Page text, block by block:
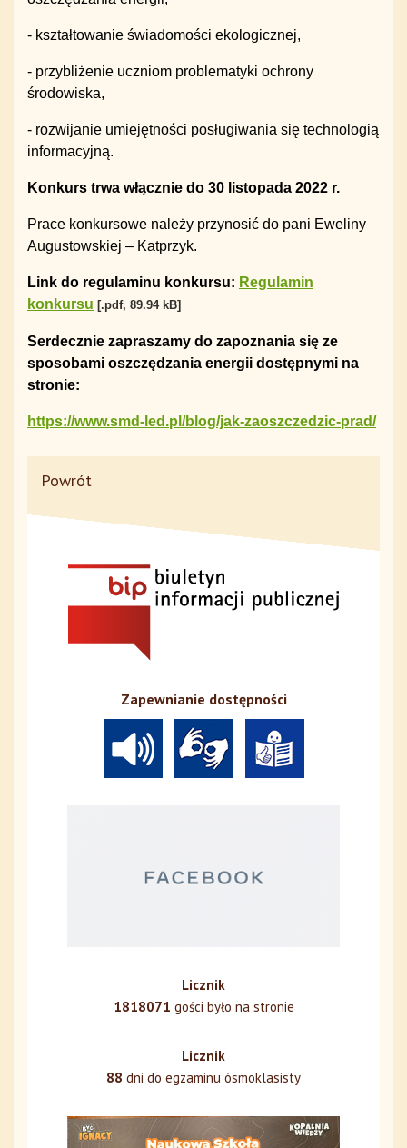
- kształtowanie świadomości ekologicznej,
- przybliżenie uczniom problematyki ochrony
środowiska,
- rozwijanie umiejętności posługiwania się technologią
informacyjną.
Konkurs trwa włącznie do 30 listopada 2022 r.
Prace konkursowe należy przynosić do pani Eweliny
Augustowskiej – Katprzyk.
Link do regulaminu konkursu: Regulamin
konkursu [.pdf, 89.94 kB]
Serdecznie zapraszamy do zapoznania się ze
sposobami oszczędzania energii dostępnymi na
stronie:
https://www.smd-led.pl/blog/jak-zaoszczedzic-prad/
Powrót
Zapewnianie dostępności
Licznik
1818071 gości było na stronie
Licznik
88 dni do egzaminu ósmoklasisty